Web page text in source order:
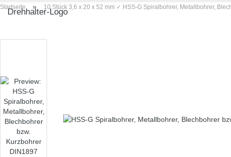
MESSTECHNIK HANDWERKZEUGE SPANNTECHNIK
Startseite » 10 Stück 3,6 x 20 x 52 mm ✓ HSS-G Spiralbohrer, Metallbohrer,